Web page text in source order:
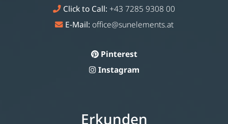
Click to Call: +43 7285 9308 00
E-Mail: office@sunelements.at
Pinterest
Instagram
Erkunden